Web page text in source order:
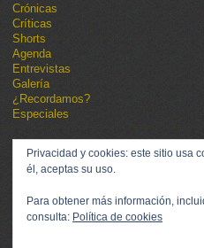
Crónicas
Críticas
Shorts
Agenda
Entrevistas
Galería
¿Recordamos?
Especiales
Privacidad y cookies: este sitio usa
él, aceptas su uso.
Para obtener más información,
consulta: Política de cookies